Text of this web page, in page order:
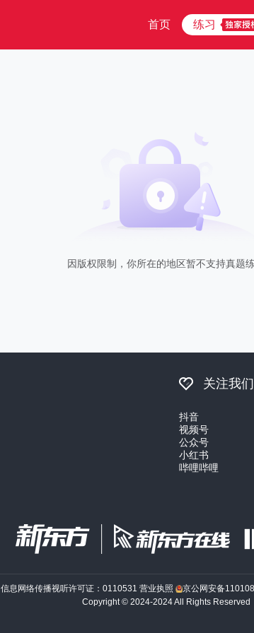
首页 练习
因版权限制，你所在的地区暂不支持真题
关注我们
抖音
视频号
公众号
小红书
哔哩哔哩
信息网络传播视听许可证：0110531 营业执照 京公网安备
Copyright © 2024-2024 All Rights Reserved